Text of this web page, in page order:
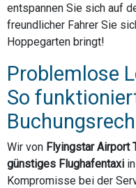
entspannen Sie sich auf
freundlicher Fahrer Sie
Hoppegarten bringt!
Problemlose
So
Wir von Flyingstar Airport
günstiges Flughafentaxi
Kompromisse bei der